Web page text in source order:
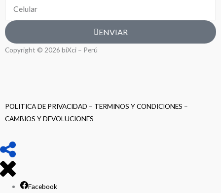
ENVIAR
Copyright © 2026 biXci – Perú
POLITICA DE PRIVACIDAD – TERMINOS Y CONDICIONES –
CAMBIOS Y DEVOLUCIONES
Facebook